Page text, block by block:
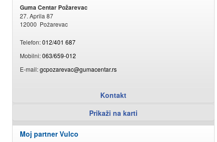
Guma Centar Požarevac
27. Aprila 87
12000 Požarevac
Telefon:012/401 687
Mobilni:063/659-012
E-mail:gcpozarevac@gumacentar.rs
Kontakt
Prikaži na karti
Moj partner Vulco